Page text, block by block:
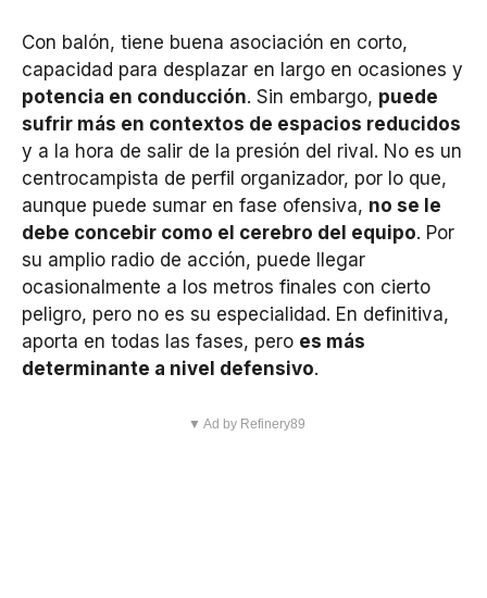
Con balón, tiene buena asociación en corto,
capacidad para desplazar en largo en ocasiones y
potencia en conducción. Sin embargo, puede
sufrir más en contextos de espacios reducidos
y a la hora de salir de la presión del rival. No es un
centrocampista de perfil organizador, por lo que,
aunque puede sumar en fase ofensiva, no se le
debe concebir como el cerebro del equipo. Por
su amplio radio de acción, puede llegar
ocasionalmente a los metros finales con cierto
peligro, pero no es su especialidad. En definitiva,
aporta en todas las fases, pero es más
determinante a nivel defensivo.
▼ Ad by Refinery89